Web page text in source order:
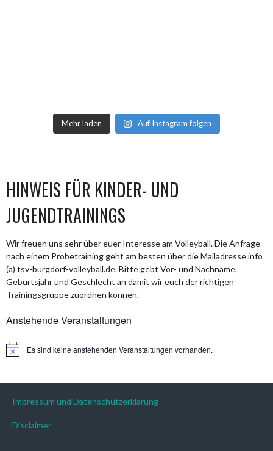
Mehr laden Auf Instagram folgen
HINWEIS FÜR KINDER- UND
JUGENDTRAININGS
Wir freuen uns sehr über euer Interesse am Volleyball. Die Anfrage
nach einem Probetraining geht am besten über die Mailadresse info
(a) tsv-burgdorf-volleyball.de. Bitte gebt Vor- und Nachname,
Geburtsjahr und Geschlecht an damit wir euch der richtigen
Trainingsgruppe zuordnen können.
Anstehende Veranstaltungen
HinweisEs sind keine anstehenden Veranstaltungen vorhanden.
Impressum und Datenschutzerklärung
Disclaimer